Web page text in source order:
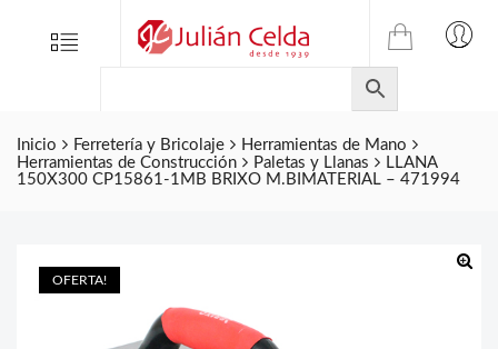
Menu
TIENDA
ONLINE
DE
JULIAN
CELDA
S.L.
Inicio Ferretería y Bricolaje
Herramientas de Mano
Herramientas de Construcción
Paletas y Llanas
LLANA
150X300 CP15861-1MB BRIXO M.BIMATERIAL – 471994
OFERTA!
Folletos
Contacto